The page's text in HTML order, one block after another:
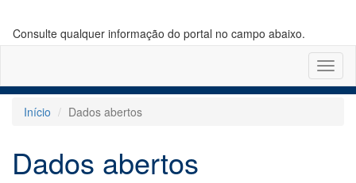
Consulte qualquer informação do portal no campo abaixo.
Início
Dados abertos
Dados abertos